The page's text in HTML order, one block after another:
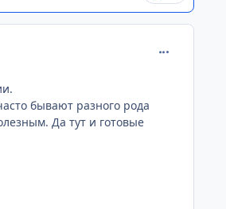
бывают разного рода
Да тут и готовые